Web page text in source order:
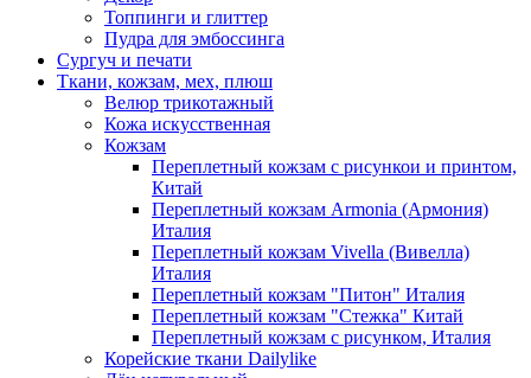
Топпинги и глиттер
Пудра для эмбоссинга
Сургуч и печати
Ткани, кожзам, мех, плюш
Велюр трикотажный
Кожа искусственная
Кожзам
Переплетный кожзам с рисункои и принтом,
Китай
Переплетный кожзам Armonia (Армония)
Италия
Переплетный кожзам Vivella (Вивелла)
Италия
Переплетный кожзам "Питон" Италия
Переплетный кожзам "Стежка" Китай
Переплетный кожзам с рисунком, Италия
Корейские ткани Dailylike